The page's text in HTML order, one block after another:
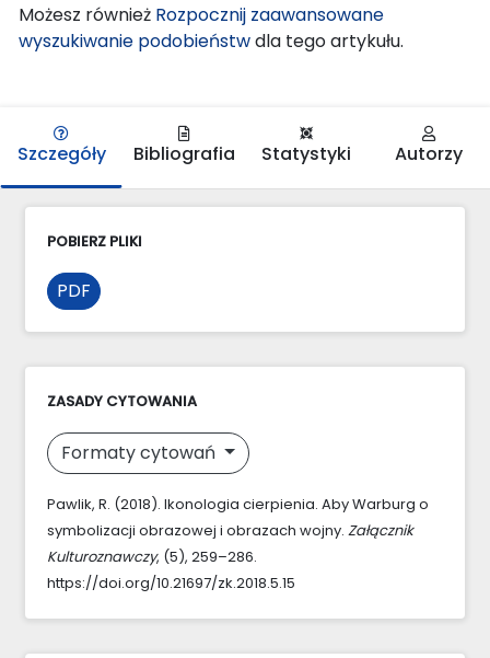
Możesz również Rozpocznij zaawansowane
wyszukiwanie podobieństwdla tego artykułu.
Szczegóły Bibliografia Statystyki Autorzy
POBIERZ PLIKI
PDF
ZASADY CYTOWANIA
Formaty cytowań
Pawlik, R. (2018). Ikonologia cierpienia. Aby Warburg o
symbolizacji obrazowej i obrazach wojny. Załącznik
Kulturoznawczy, (5), 259–286.
https://doi.org/10.21697/zk.2018.5.15